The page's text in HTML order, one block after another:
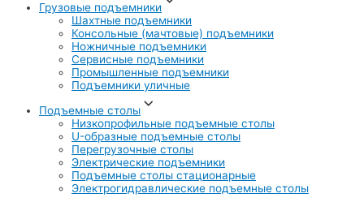
Грузовые подъемники
Шахтные подъемники
Консольные (мачтовые) подъемники
Ножничные подъемники
Сервисные подъемники
Промышленные подъемники
Подъемники уличные
Подъемные столы
Низкопрофильные подъемные столы
U-образные подъемные столы
Перегрузочные столы
Электрические подъемники
Подъемные столы стационарные
Электрогидравлические подъемные столы